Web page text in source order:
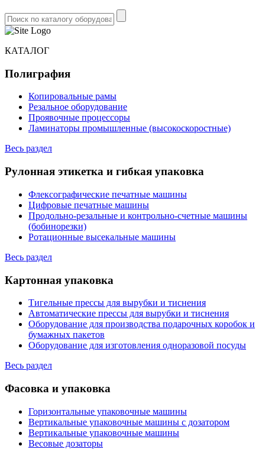
КАТАЛОГ
Полиграфия
Копировальные рамы
Резальное оборудование
Проявочные процессоры
Ламинаторы промышленные (высокоскоростные)
Весь раздел
Рулонная этикетка и гибкая упаковка
Флексографические печатные машины
Цифровые печатные машины
Продольно-резальные и контрольно-счетные машины
(бобинорезки)
Ротационные высекальные машины
Весь раздел
Картонная упаковка
Тигельные прессы для вырубки и тиснения
Автоматические прессы для вырубки и тиснения
Оборудование для производства подарочных коробок и
бумажных пакетов
Оборудование для изготовления одноразовой посуды
Весь раздел
Фасовка и упаковка
Горизонтальные упаковочные машины
Вертикальные упаковочные машины с дозатором
Вертикальные упаковочные машины
Весовые дозаторы